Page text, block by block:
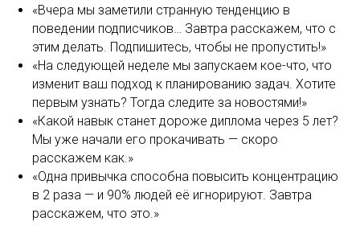
«Вчера мы заметили странную тенденцию в
поведении подписчиков… Завтра расскажем, что с
этим делать. Подпишитесь, чтобы не пропустить!»
«На следующей неделе мы запускаем кое-что, что
изменит ваш подход к планированию задач. Хотите
первым узнать? Тогда следите за новостями!»
«Какой навык станет дороже диплома через 5 лет?
Мы уже начали его прокачивать — скоро
расскажем как.»
«Одна привычка способна повысить концентрацию
в 2 раза — и 90% людей её игнорируют. Завтра
расскажем, что это.»